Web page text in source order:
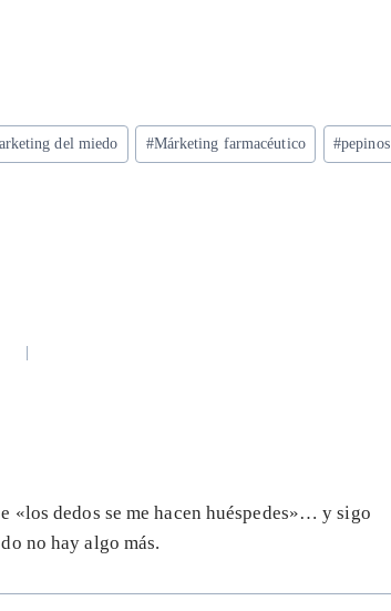
del miedo #Márketing farmacéutico #pepinos
dedos se me hacen huéspedes»… y sigo
no hay algo más.